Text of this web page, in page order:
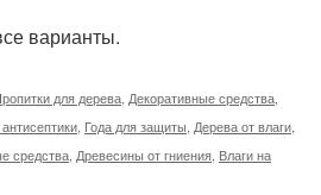
варианты.
для дерева Декоративные средства
Года для защиты Дерева от влаги
средства Древесины от гниения Влаги на